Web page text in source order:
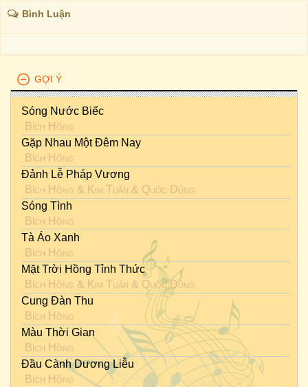
Bình Luận
GỢI Ý
Sóng Nước Biếc
Bích Hồng
Gặp Nhau Một Đêm Nay
Bích Hồng
Đảnh Lễ Pháp Vương
Bích Hồng & Kim Tuấn & Quốc Dũng
Sóng Tình
Bích Hồng
Tà Áo Xanh
Bích Hồng
Mặt Trời Hồng Tỉnh Thức
Bích Hồng & Kim Tuấn & Quốc Dũng
Cung Đàn Thu
Bích Hồng
Màu Thời Gian
Bích Hồng
Đầu Cành Dương Liễu
Bích Hồng